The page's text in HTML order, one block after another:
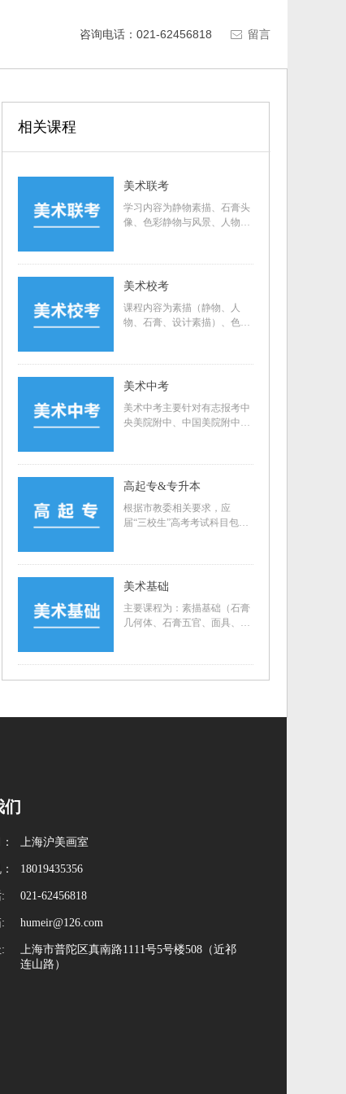
ꂘ 留言
咨询电话：021-62456818
相关课程
美术联考
学习内容为静物素描、石膏头
像、色彩静物与风景、人物速
学美术老师辅导，主攻985、2
11美术设计类重点大学。美术
美、国美、清美、川美等九大
美院；上海交大、东华大学、
美术校考
课程内容为素描（静物、人
物、石膏、设计素描）、色彩
景、风景）、设计（图案基
础、效果图、主题创作等），
音乐学院、上海戏剧学院、央
美、国美、清美、川美等九大
上海视觉艺术学院、华东理工
川美等九大美院。
美术中考
美术中考主要针对有志报考中
央美院附中、中国美院附中、
以及报考上海戏剧学院附中等
学校的初中学生；
高起专&专升本
根据市教委相关要求，应
届“三校生”高考考试科目包括
海市统一文化课考试：由上海
市教育考试院统一组织，科目
0分，满分300分；2.院校自主
招生考试：由招生院校组织
月份。
美术基础
主要课程为：素描基础（石膏
几何体、石膏五官、面具、石
水彩创作、彩铅动漫、色彩欣
赏）、艺术素养（名画讲解、
上海沪美画室
18019435356
021-62456818
humeir@126.com
上海市普陀区真南路1111号5号楼508（近祁
连山路）